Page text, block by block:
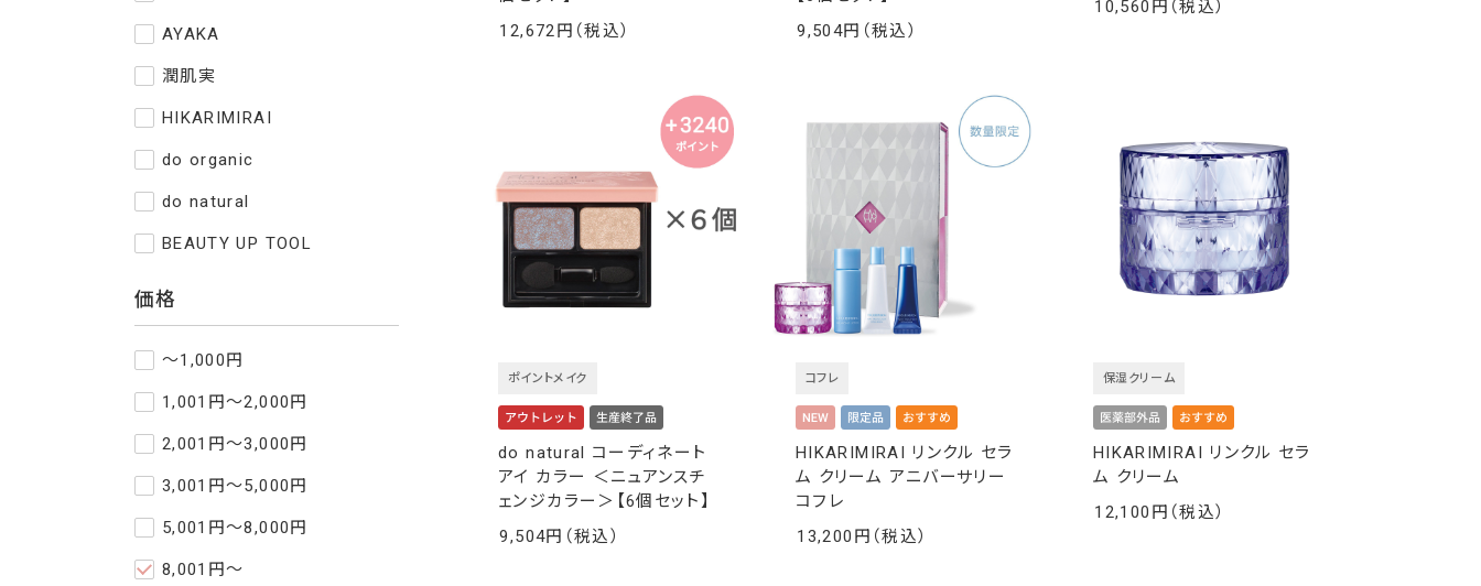
AYAKA
潤肌実
HIKARIMIRAI
do organic
do natural
BEAUTY UP TOOL
価格
～1,000円
1,001円～2,000円
2,001円～3,000円
3,001円～5,000円
5,001円～8,000円
8,001円～
12,672 9,504
10,560
do natural コーディネート
アイ カラー ＜ニュアンスチ
ェンジカラー＞【6個セット】
ポイントメイク
9,504
HIKARIMIRAI リンクル セラ
ム クリーム アニバーサリー
コフレ
コフレ
13,200
HIKARIMIRAI リンクル セラ
ム クリーム
保湿クリーム
12,100